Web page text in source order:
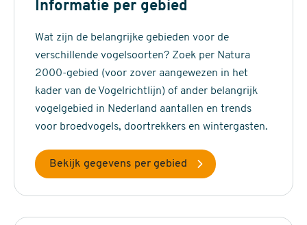
Informatie per gebied
Wat zijn de belangrijke gebieden voor de
verschillende vogelsoorten? Zoek per Natura
2000-gebied (voor zover aangewezen in het
kader van de Vogelrichtlijn) of ander belangrijk
vogelgebied in Nederland aantallen en trends
voor broedvogels, doortrekkers en wintergasten.
Bekijk gegevens per gebied